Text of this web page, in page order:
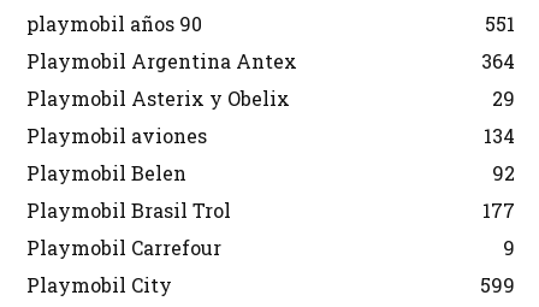
playmobil años 90
551
Playmobil Argentina Antex
364
Playmobil Asterix y Obelix
29
Playmobil aviones
134
Playmobil Belen
92
Playmobil Brasil Trol
177
Playmobil Carrefour
9
Playmobil City
599